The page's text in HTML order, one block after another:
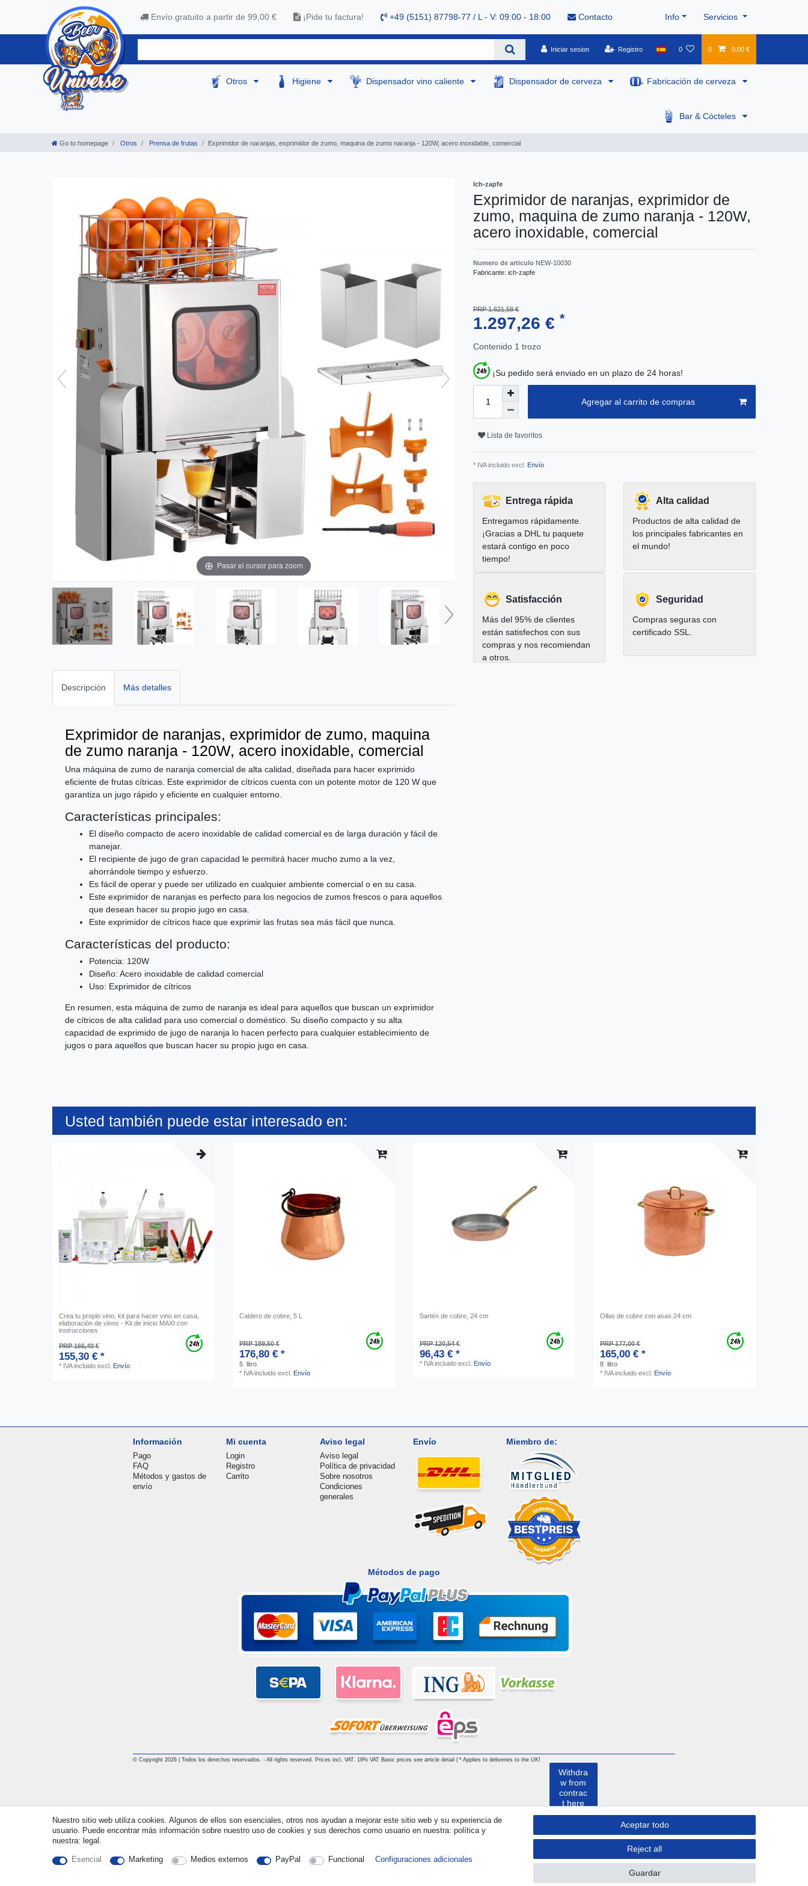
Envío gratuito a partir de 99,00 € ¡Pide tu factura! +49 (5151) 87798-77 / L - V: 09:00 - 18:00 Contacto Info Servicios
Iniciar sesion Registro 0 0 0,00 €
Otros Higiene Dispensador vino caliente Dispensador de cerveza Fabricación de cerveza
Bar & Cócteles
Go to homepage Otros Prensa de frutas Exprimidor de naranjas, exprimidor de zumo, maquina de zumo naranja - 120W, acero inoxidable, comercial
Pasar el cursor para zoom
Descripción Más detalles
Exprimidor de naranjas, exprimidor de zumo, maquina
de zumo naranja - 120W, acero inoxidable, comercial
Una máquina de zumo de naranja comercial de alta calidad, diseñada para hacer exprimido
eficiente de frutas cítricas. Este exprimidor de cítricos cuenta con un potente motor de 120 W que
garantiza un jugo rápido y eficiente en cualquier entorno.
Características principales:
El diseño compacto de acero inoxidable de calidad comercial es de larga duración y fácil de
manejar.
El recipiente de jugo de gran capacidad le permitirá hacer mucho zumo a la vez,
ahorrándole tiempo y esfuerzo.
Es fácil de operar y puede ser utilizado en cualquier ambiente comercial o en su casa.
Este exprimidor de naranjas es perfecto para los negocios de zumos frescos o para aquellos
que desean hacer su propio jugo en casa.
Este exprimidor de cítricos hace que exprimir las frutas sea más fácil que nunca.
Características del producto:
Potencia: 120W
Diseño: Acero inoxidable de calidad comercial
Uso: Exprimidor de cítricos
En resumen, esta máquina de zumo de naranja es ideal para aquellos que buscan un exprimidor
de cítricos de alta calidad para uso comercial o doméstico. Su diseño compacto y su alta
capacidad de exprimido de jugo de naranja lo hacen perfecto para cualquier establecimiento de
jugos o para aquellos que buscan hacer su propio jugo en casa.
Ich-zapfe
Exprimidor de naranjas, exprimidor de
zumo, maquina de zumo naranja - 120W,
acero inoxidable, comercial
Numero de articulo NEW-10030
Fabricante: ich-zapfe
PRP 1.621,58 €
1.297,26 € *
Contenido 1 trozo
¡Su pedido será enviado en un plazo de 24 horas!
Agregar al carrito de compras
Lista de favoritos
* IVA incluido excl. Envío
Entrega rápida
Entregamos rápidamente.
¡Gracias a DHL tu paquete
estará contigo en poco
tiempo!
Alta calidad
Productos de alta calidad de
los principales fabricantes en
el mundo!
Satisfacción
Más del 95% de clientes
están satisfechos con sus
compras y nos recomiendan
a otros.
Seguridad
Compras seguras con
certificado SSL.
Usted también puede estar interesado en:
Crea tu propio vino, kit para hacer vino en casa,
elaboración de vinos - Kit de inicio MAXI con
instrucciones
PRP 166,40 €
155,30 € *
* IVA incluido excl. Envío
Сaldero de cobre, 5 L
PRP 189,50 €
176,80 € *
5 litro
* IVA incluido excl. Envío
Sartén de cobre, 24 cm
PRP 120,54 €
96,43 € *
* IVA incluido excl. Envío
Ollas de cobre con asas 24 cm
PRP 177,00 €
165,00 € *
8 litro
* IVA incluido excl. Envío
Información
Pago
FAQ
Métodos y gastos de
envío
Mi cuenta
Login
Registro
Carrito
Aviso legal
Aviso legal
Política de privacidad
Sobre nosotros
Condiciones
generales
Envío Miembro de:
Métodos de pago
© Copyright 2026 | Todos los derechos reservados. - All rights reserved. Prices incl. VAT. 19% VAT Basic prices see article detail | * Applies to deliveries to the UK!
Nuestro sitio web utiliza cookies. Algunos de ellos son esenciales, otros nos ayudan a mejorar este sitio web y su experiencia de
usuario. Puede encontrar más información sobre nuestro uso de cookies y sus derechos como usuario en nuestra: política y
nuestra: legal.
Esencial Marketing Medios externos PayPal Functional Configuraciones adicionales
Aceptar todo
Reject all
Guardar
Withdra
w from
contrac
t here